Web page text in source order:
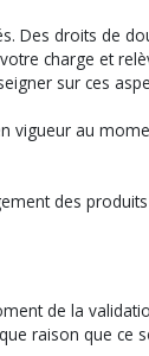
Des droits de
charge et
sur ces
au
des
de la
raison que ce